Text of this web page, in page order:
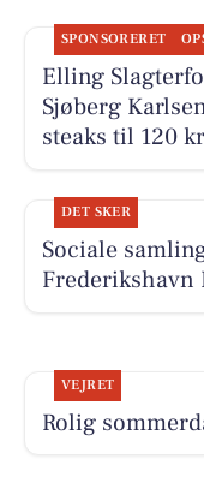
SPONSORERET
Elling
Sjøberg
steaks til 120 kr
DET SKER
Sociale
Frederikshavn
VEJRET
Rolig